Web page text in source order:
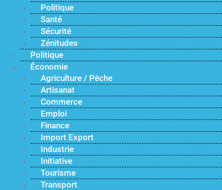
Politique
Santé
Sécurité
Zénitudes
Politique
Économie
Agriculture / Pêche
Artisanat
Commerce
Emploi
Finance
Import Export
Industrie
Initiative
Tourisme
Transport